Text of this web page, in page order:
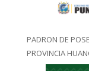
PADRON DE
PROVINCIA